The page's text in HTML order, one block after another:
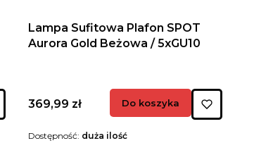
Lampa Sufitowa Plafon SPOT
Aurora Gold Beżowa / 5xGU10
Cena
369,99 zł Do koszyka
Dostępność: duża ilość